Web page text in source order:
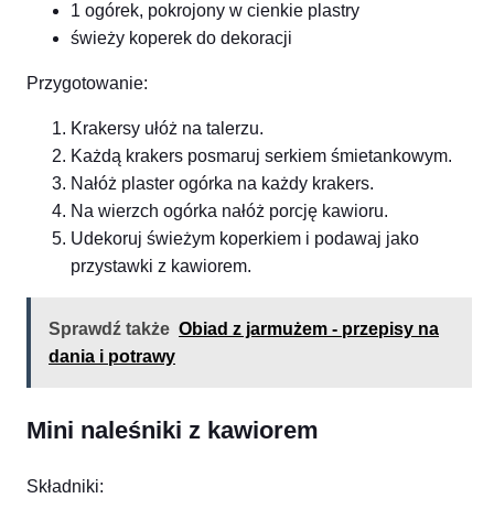
1 ogórek, pokrojony w cienkie plastry
świeży koperek do dekoracji
Przygotowanie:
Krakersy ułóż na talerzu.
Każdą krakers posmaruj serkiem śmietankowym.
Nałóż plaster ogórka na każdy krakers.
Na wierzch ogórka nałóż porcję kawioru.
Udekoruj świeżym koperkiem i podawaj jako
przystawki z kawiorem.
Sprawdź także Obiad z jarmużem - przepisy na
dania i potrawy
Mini naleśniki z kawiorem
Składniki: